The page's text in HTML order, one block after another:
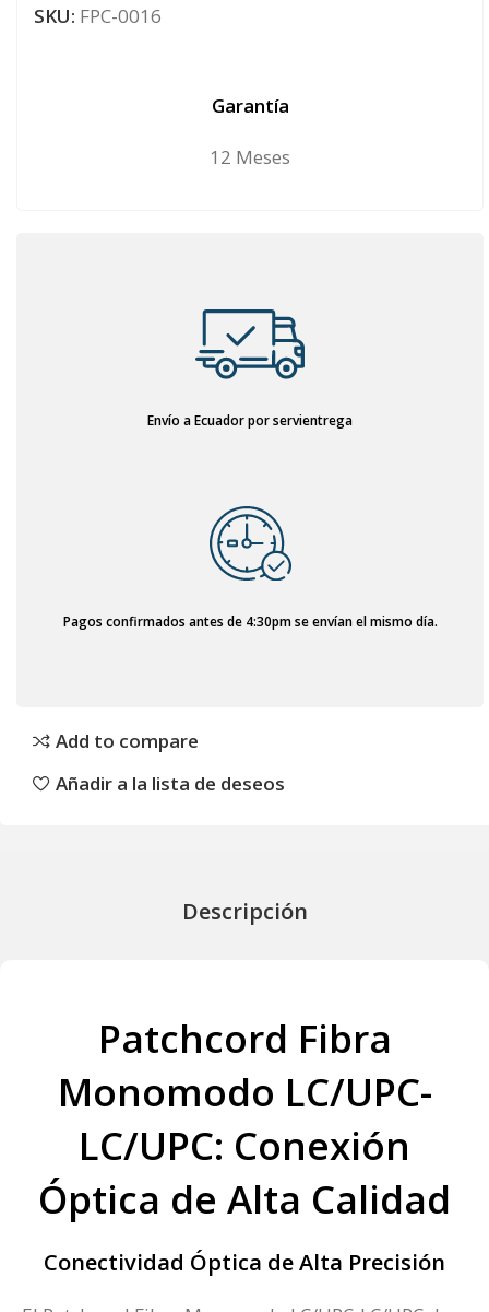
SKU: FPC-0016
Garantía
12 Meses
Envío a Ecuador por servientrega
Pagos confirmados antes de 4:30pm se envían el mismo día.
Add to compare
Añadir a la lista de deseos
Descripción
Patchcord Fibra
Monomodo LC/UPC-
LC/UPC: Conexión
Óptica de Alta Calidad
Conectividad Óptica de Alta Precisión